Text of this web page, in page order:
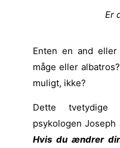
Er
Enten en and
måge eller
muligt, ikke?
Dette
psykologen
Hvis du ændrer